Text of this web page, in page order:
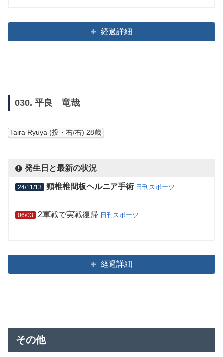
経過詳細
030. 平良 竜哉
Taira Ryuya (投・右/右) 28歳
発生日と最新の状況
24/11/13 頸椎椎間板ヘルニア手術 日刊スポーツ
06/03 2軍戦で実戦復帰 日刊スポーツ
経過詳細
その他